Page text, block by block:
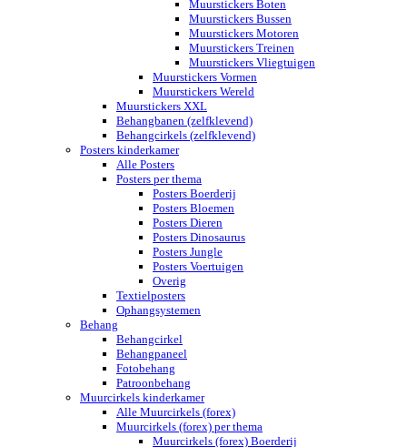
Muurstickers Boten
Muurstickers Bussen
Muurstickers Motoren
Muurstickers Treinen
Muurstickers Vliegtuigen
Muurstickers Vormen
Muurstickers Wereld
Muurstickers XXL
Behangbanen (zelfklevend)
Behangcirkels (zelfklevend)
Posters kinderkamer
Alle Posters
Posters per thema
Posters Boerderij
Posters Bloemen
Posters Dieren
Posters Dinosaurus
Posters Jungle
Posters Voertuigen
Overig
Textielposters
Ophangsystemen
Behang
Behangcirkel
Behangpaneel
Fotobehang
Patroonbehang
Muurcirkels kinderkamer
Alle Muurcirkels (forex)
Muurcirkels (forex) per thema
Muurcirkels (forex) Boerderij